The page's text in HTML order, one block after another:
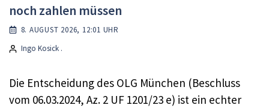
noch zahlen müssen
8. AUGUST 2026, 12:01 UHR
Ingo Kosick .
Die Entscheidung des OLG München (Beschluss
vom 06.03.2024, Az. 2 UF 1201/23 e) ist ein echter